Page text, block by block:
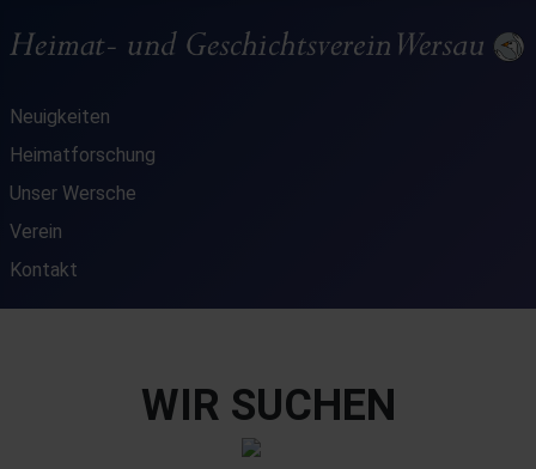
Neuigkeiten
Heimatforschung
Unser Wersche
Verein
Kontakt
WIR SUCHEN